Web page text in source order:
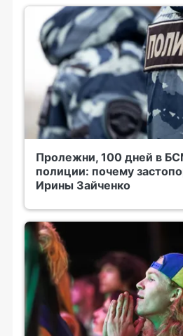
Пролежни, 100 дней в
полиции: почему
Ирины Зайченко